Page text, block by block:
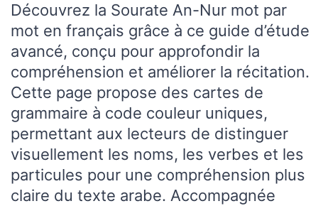
Découvrez la Sourate An-Nur mot par
mot en français grâce à ce guide d’étude
avancé, conçu pour approfondir la
compréhension et améliorer la récitation.
Cette page propose des cartes de
grammaire à code couleur uniques,
permettant aux lecteurs de distinguer
visuellement les noms, les verbes et les
particules pour une compréhension plus
claire du texte arabe. Accompagnée